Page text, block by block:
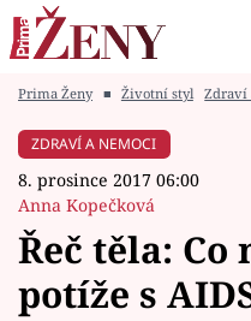
Módní alarm
Zrádci
Témata
Prima Ženy ■ Životní styl Zdraví
ZDRAVÍ A NEMOCI
8. prosince 2017 06:00
Anna Kopečková
Řeč těla:
potíže s